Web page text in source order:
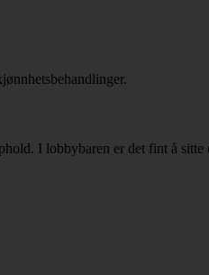
I lobbybaren er det fint å sitte